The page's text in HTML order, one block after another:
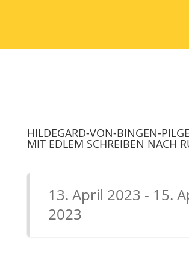
HILDEGARD-VON-BINGEN-
MIT EDLEM SCHREIBEN NACH
13. April 2023 - 15.
2023